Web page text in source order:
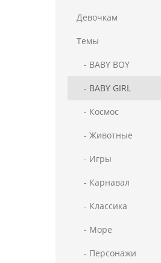
Девочкам
Темы
- BABY BOY
- BABY GIRL
- Космос
- Животные
- Игры
- Карнавал
- Классика
- Море
- Персонажи